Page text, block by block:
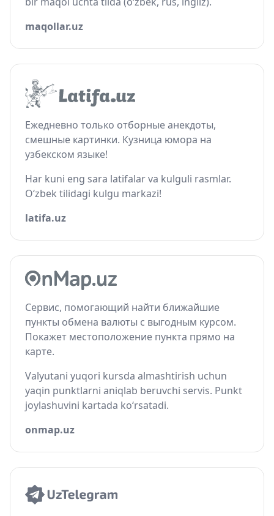
maqollar.uz
Ежедневно только отборные анекдоты,
смешные картинки. Кузница юмора на
узбекском языке!
Har kuni eng sara latifalar va kulguli rasmlar.
O‘zbek tilidagi kulgu markazi!
latifa.uz
Сервис, помогающий найти ближайшие
пункты обмена валюты с выгодным курсом.
Покажет местоположение пункта прямо на
карте.
Valyutani yuqori kursda almashtirish uchun
yaqin punktlarni aniqlab beruvchi servis. Punkt
joylashuvini kartada ko‘rsatadi.
onmap.uz